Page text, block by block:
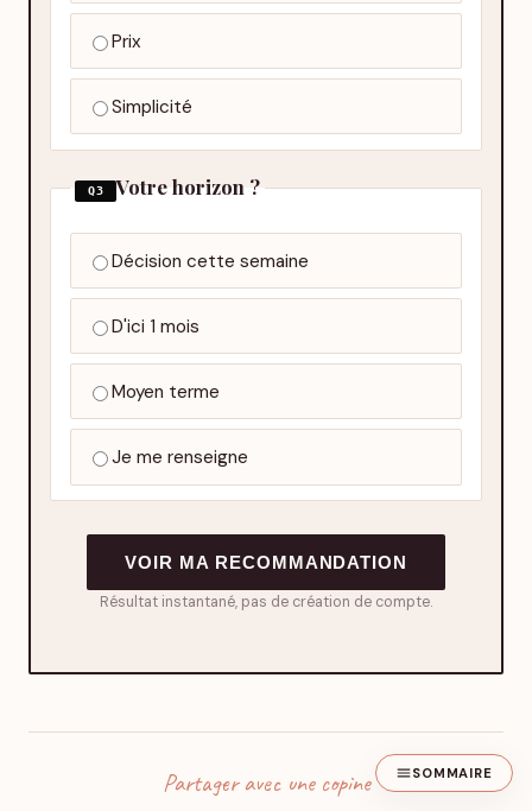
Prix
Simplicité
Q3 Votre horizon ?
Décision cette semaine
D'ici 1 mois
Moyen terme
Je me renseigne
VOIR MA RECOMMANDATION
Résultat instantané, pas de création de compte.
Partager avec une copine SOMMAIRE